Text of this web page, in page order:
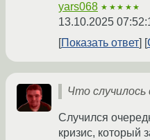
yars068 ★★★★★
13.10.2025
Показать ответ
Что случилось
Случился
кризис, который